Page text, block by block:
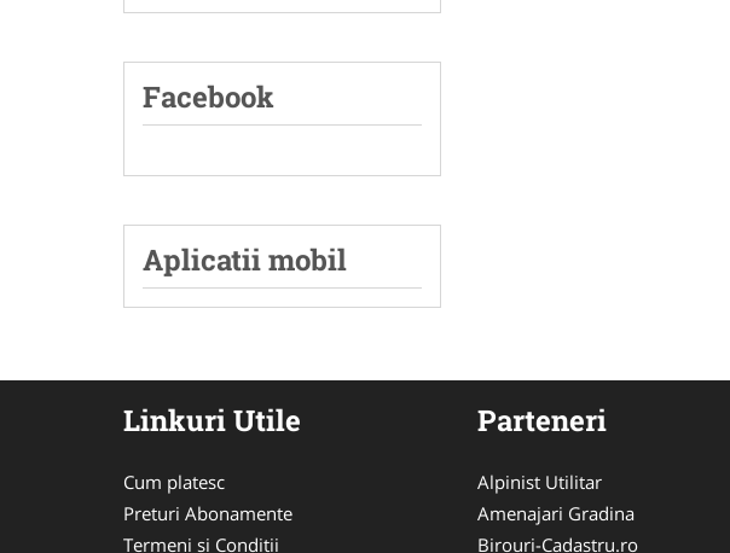
Facebook
Aplicatii mobil
Linkuri Utile
Cum platesc
Preturi Abonamente
Termeni si Conditii
Parteneri
Alpinist Utilitar
Amenajari Gradina
Birouri-Cadastru.ro